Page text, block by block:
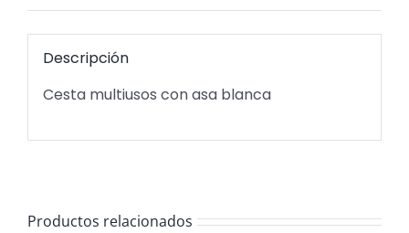
Descripción
Cesta multiusos con asa blanca
Productos relacionados